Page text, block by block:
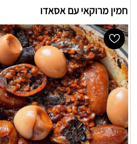
חמין מרוקאי עם אסאדו